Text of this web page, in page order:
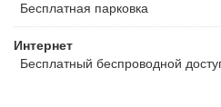
Бесплатная парковка
Интернет
Бесплатный беспроводной